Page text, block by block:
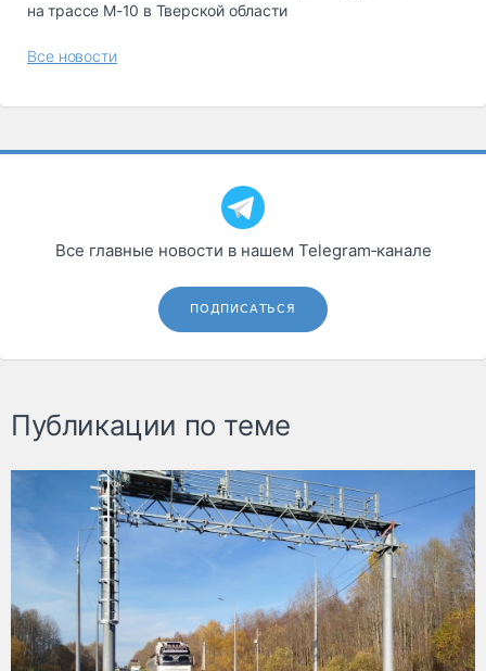
на трассе М-10 в Тверской области
Все новости
Все главные новости в нашем Telegram‑канале
ПОДПИСАТЬСЯ
Публикации по теме